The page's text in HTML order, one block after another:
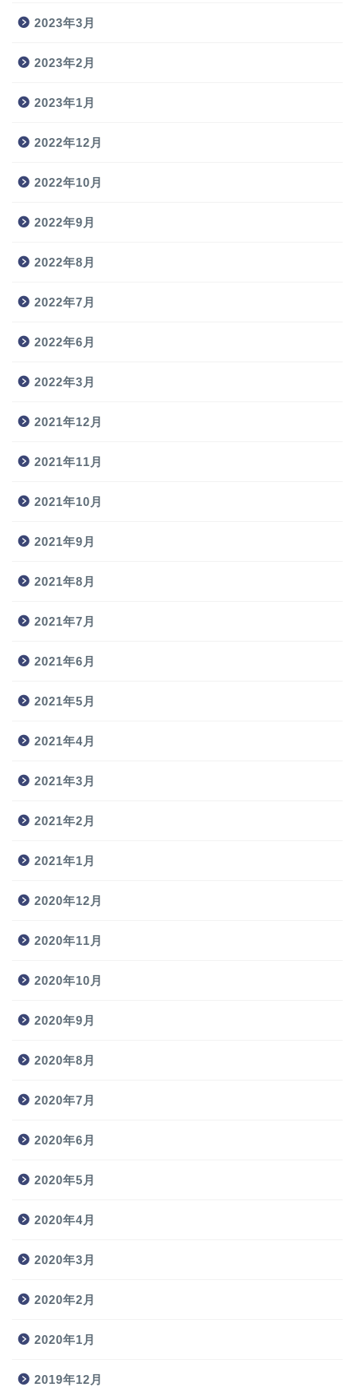
2023年3月
2023年2月
2023年1月
2022年12月
2022年10月
2022年9月
2022年8月
2022年7月
2022年6月
2022年3月
2021年12月
2021年11月
2021年10月
2021年9月
2021年8月
2021年7月
2021年6月
2021年5月
2021年4月
2021年3月
2021年2月
2021年1月
2020年12月
2020年11月
2020年10月
2020年9月
2020年8月
2020年7月
2020年6月
2020年5月
2020年4月
2020年3月
2020年2月
2020年1月
2019年12月